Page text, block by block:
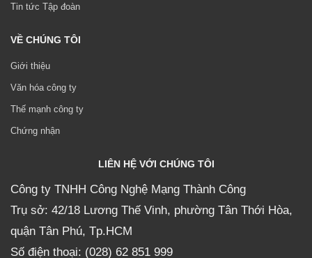
Tin tức Tập đoàn
VỀ CHÚNG TÔI
Giới thiệu
Văn hóa công ty
Thế mạnh công ty
Chứng nhận
LIÊN HỆ VỚI CHÚNG TÔI
Công ty TNHH Công Nghệ Mạng Thành Công
Trụ sở: 42/18 Lương Thế Vinh, phường Tân Thới Hòa,
quận Tân Phú, Tp.HCM
Số điện thoại: (028) 62 851 999